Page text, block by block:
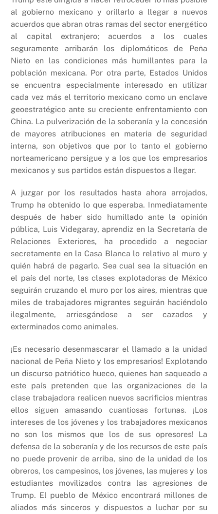
al gobierno mexicano y orillarlo a llegar a nuevos
acuerdos que abran otras ramas del sector energético
al capital extranjero; acuerdos a los cuales
seguramente arribarán los diplomáticos de Peña
Nieto en las condiciones más humillantes para la
población mexicana. Por otra parte, Estados Unidos
se encuentra especialmente interesado en utilizar
cada vez más el territorio mexicano como un enclave
geoestratégico ante su creciente enfrentamiento con
China. La pulverización de la soberanía y la concesión
de mayores atribuciones en materia de seguridad
interna, son objetivos que por lo tanto el gobierno
norteamericano persigue y a los que los empresarios
mexicanos y sus partidos están dispuestos a llegar.
A juzgar por los resultados hasta ahora arrojados,
Trump ha obtenido lo que esperaba. Inmediatamente
después de haber sido humillado ante la opinión
pública, Luis Videgaray, aprendiz en la Secretaría de
Relaciones Exteriores, ha procedido a negociar
secretamente en la Casa Blanca lo relativo al muro y
quién habrá de pagarlo. Sea cual sea la situación en
el país del norte, las clases explotadoras de México
seguirán cruzando el muro por los aires, mientras que
miles de trabajadores migrantes seguirán haciéndolo
ilegalmente, arriesgándose a ser cazados y
exterminados como animales.
¡Es necesario desenmascarar el llamado a la unidad
nacional de Peña Nieto y los empresarios! Explotando
un discurso patriótico hueco, quienes han saqueado a
este país pretenden que las organizaciones de la
clase trabajadora realicen nuevos sacrificios mientras
ellos siguen amasando cuantiosas fortunas. ¡Los
intereses de los jóvenes y los trabajadores mexicanos
no son los mismos que los de sus opresores! La
defensa de la soberanía y de los recursos de este país
no puede provenir de arriba, sino de la unidad de los
obreros, los campesinos, los jóvenes, las mujeres y los
estudiantes movilizados contra las agresiones de
Trump. El pueblo de México encontrará millones de
aliados más sinceros y dispuestos a luchar por su